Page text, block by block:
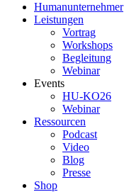
Humanunternehmer
Leistungen
Vortrag
Workshops
Begleitung
Webinar
Events
HU-KO26
Webinar
Ressourcen
Podcast
Video
Blog
Presse
Shop